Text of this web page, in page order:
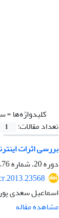
کلیدواژه‌ها =
تعداد مقالات:
1
بررسی اثرات
دوره 20، شماره 76، زمستان 1392، صفحه
اسماعیل سعدی
مشاهده مقاله